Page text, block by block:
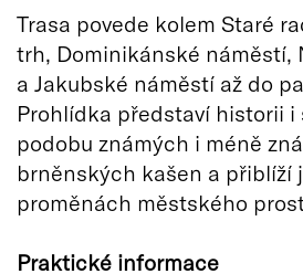
Trasa povede kolem Staré
trh, Dominikánské náměstí,
a Jakubské náměstí až do
Prohlídka představí historii i
podobu známých i méně
brněnských kašen a přiblíží
proměnách městského
Praktické informace